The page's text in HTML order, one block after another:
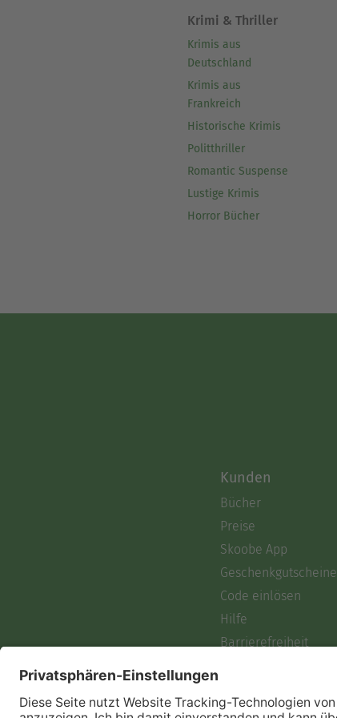
Krimi & Thriller
Krimis aus
Deutschland
Krimis aus
Frankreich
Historische Krimis
Politthriller
Romantic Suspense
Lustige Krimis
Horror Bücher
Kunden
Bücher
Preise
Skoobe App
Geschenkgutscheine
Code einlösen
Hilfe
Barrierefreiheit